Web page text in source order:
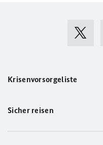
Krisenvorsorgeliste
Sicher reisen